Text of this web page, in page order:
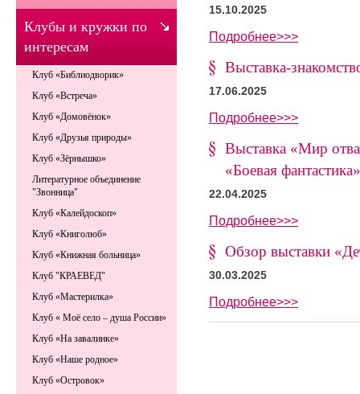
15.10.2025
Подробнее>>>
Выставка-
17.06.2025
Подробнее>>>
Выставка «Мир
«Боевая фантастика»
22.04.2025
Подробнее>>>
Обзор выставки
30.03.2025
Подробнее>>>
Клубы и кружки по
интересам
Клуб «Библиодворик»
Клуб «Встреча»
Клуб «Домовёнок»
Клуб «Друзья природы»
Клуб «Зёрнышко»
Литературное объединение
"Звонница"
Клуб «Калейдоскоп»
Клуб «Книголюб»
Клуб «Книжная больница»
Клуб "КРАЕВЕД"
Клуб «Мастерилка»
Клуб « Моё село – душа России»
Клуб «На завалинке»
Клуб «Наше родное»
Клуб «Островок»